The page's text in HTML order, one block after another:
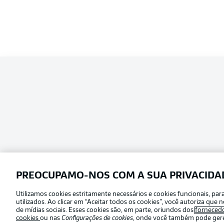
Escolha seu idioma
Português
Football as it’s meant to be
PREOCUPAMO-NOS COM A SUA
Utilizamos cookies estritamente necessários e cookies funcionais,
utilizados. Ao clicar em “Aceitar todos os cookies”, você autoriza
de mídias sociais. Esses cookies são, em parte, oriundos dos
cookies ou nas Configurações de cookies, onde você também pode